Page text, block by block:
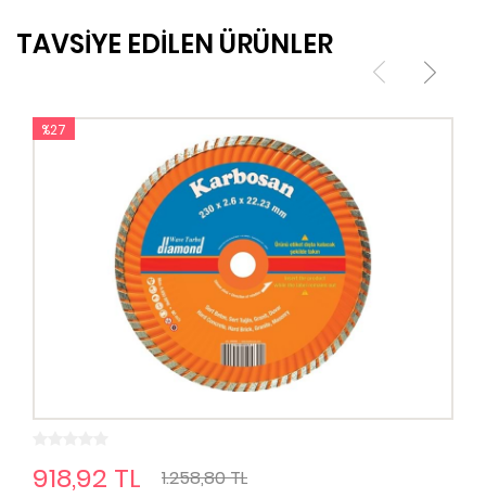
TAVSİYE EDİLEN ÜRÜNLER
%27
918,92 TL
1.258,80 TL